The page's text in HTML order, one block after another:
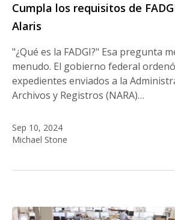
Cumpla los requisitos de
Alaris
"¿Qué es la FADGI?" Esa pregunta
menudo. El gobierno federal
expedientes enviados a la
Archivos y Registros (NARA)…
Sep 10, 2024
Michael Stone